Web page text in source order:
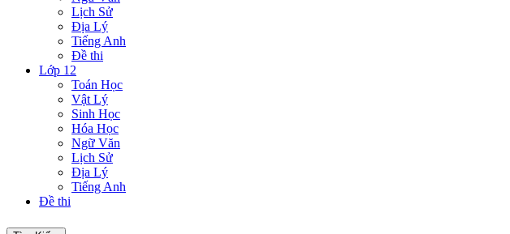
Lịch Sử
Địa Lý
Tiếng Anh
Đề thi
Lớp 12
Toán Học
Vật Lý
Sinh Học
Hóa Học
Ngữ Văn
Lịch Sử
Địa Lý
Tiếng Anh
Đề thi